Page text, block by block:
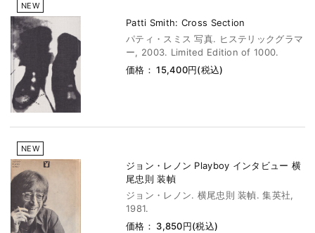
NEW
Patti Smith: Cross Section
パティ・スミス 写真. ヒステリックグラマ
ー, 2003. Limited Edition of 1000.
価格： 15,400円(税込)
NEW
ジョン・レノン Playboy インタビュー 横
尾忠則 装幀
ジョン・レノン. 横尾忠則 装幀. 集英社,
1981.
価格： 3,850円(税込)